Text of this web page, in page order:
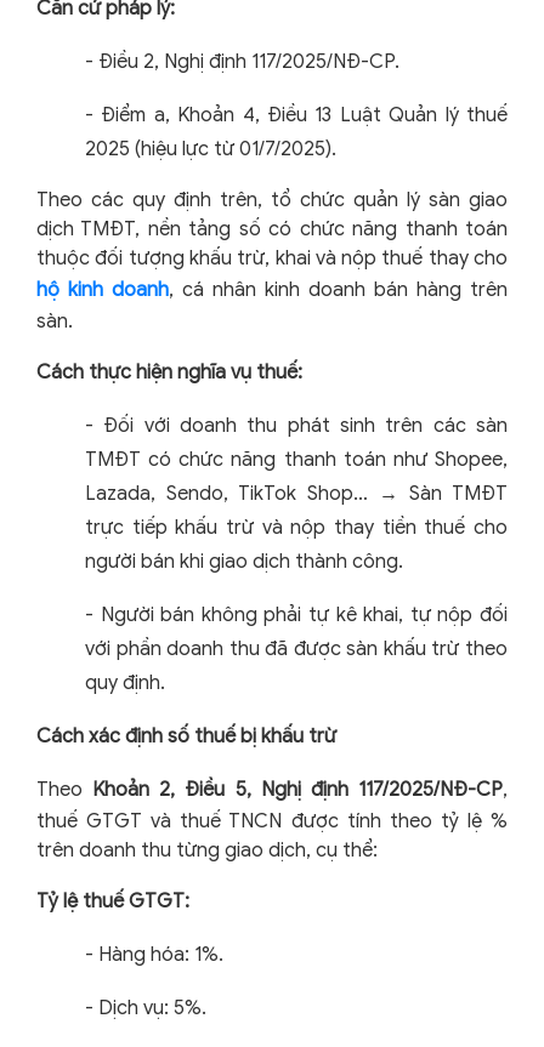
Căn cứ pháp lý:
- Điều 2, Nghị định 117/2025/NĐ-CP.
- Điểm a, Khoản 4, Điều 13 Luật Quản lý thuế
2025 (hiệu lực từ 01/7/2025).
Theo các quy định trên, tổ chức quản lý sàn giao
dịch TMĐT, nền tảng số có chức năng thanh toán
thuộc đối tượng khấu trừ, khai và nộp thuế thay cho
hộ kinh doanh, cá nhân kinh doanh bán hàng trên
sàn.
Cách thực hiện nghĩa vụ thuế:
- Đối với doanh thu phát sinh trên các sàn
TMĐT có chức năng thanh toán như Shopee,
Lazada, Sendo, TikTok Shop… → Sàn TMĐT
trực tiếp khấu trừ và nộp thay tiền thuế cho
người bán khi giao dịch thành công.
- Người bán không phải tự kê khai, tự nộp đối
với phần doanh thu đã được sàn khấu trừ theo
quy định.
Cách xác định số thuế bị khấu trừ
Theo Khoản 2, Điều 5, Nghị định 117/2025/NĐ-CP,
thuế GTGT và thuế TNCN được tính theo tỷ lệ %
trên doanh thu từng giao dịch, cụ thể:
Tỷ lệ thuế GTGT:
- Hàng hóa: 1%.
- Dịch vụ: 5%.